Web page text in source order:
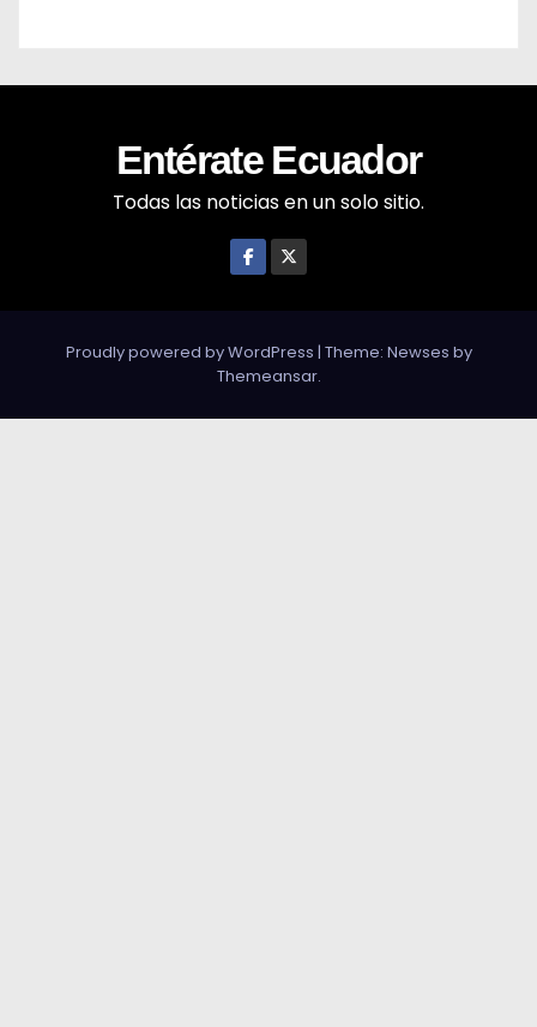
Entérate Ecuador
Todas las noticias en un solo sitio.
Proudly powered by WordPress | Theme: Newses by
Themeansar.